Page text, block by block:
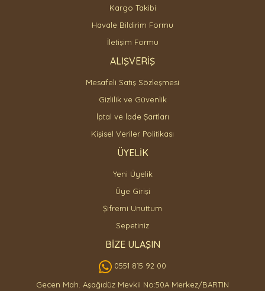
Kargo Takibi
Havale Bildirim Formu
İletişim Formu
ALIŞVERİŞ
Mesafeli Satış Sözleşmesi
Gizlilik ve Güvenlik
İptal ve İade Şartları
Kişisel Veriler Politikası
ÜYELİK
Yeni Üyelik
Üye Girişi
Şifremi Unuttum
Sepetiniz
BİZE ULAŞIN
0551 815 92 00
Gecen Mah. Aşağıdüz Mevkii No:50A Merkez/BARTIN